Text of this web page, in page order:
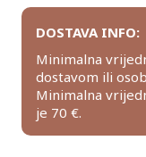
DOSTAVA INFO:
Minimalna
dostavom ili
Minimalna
je 70 €.